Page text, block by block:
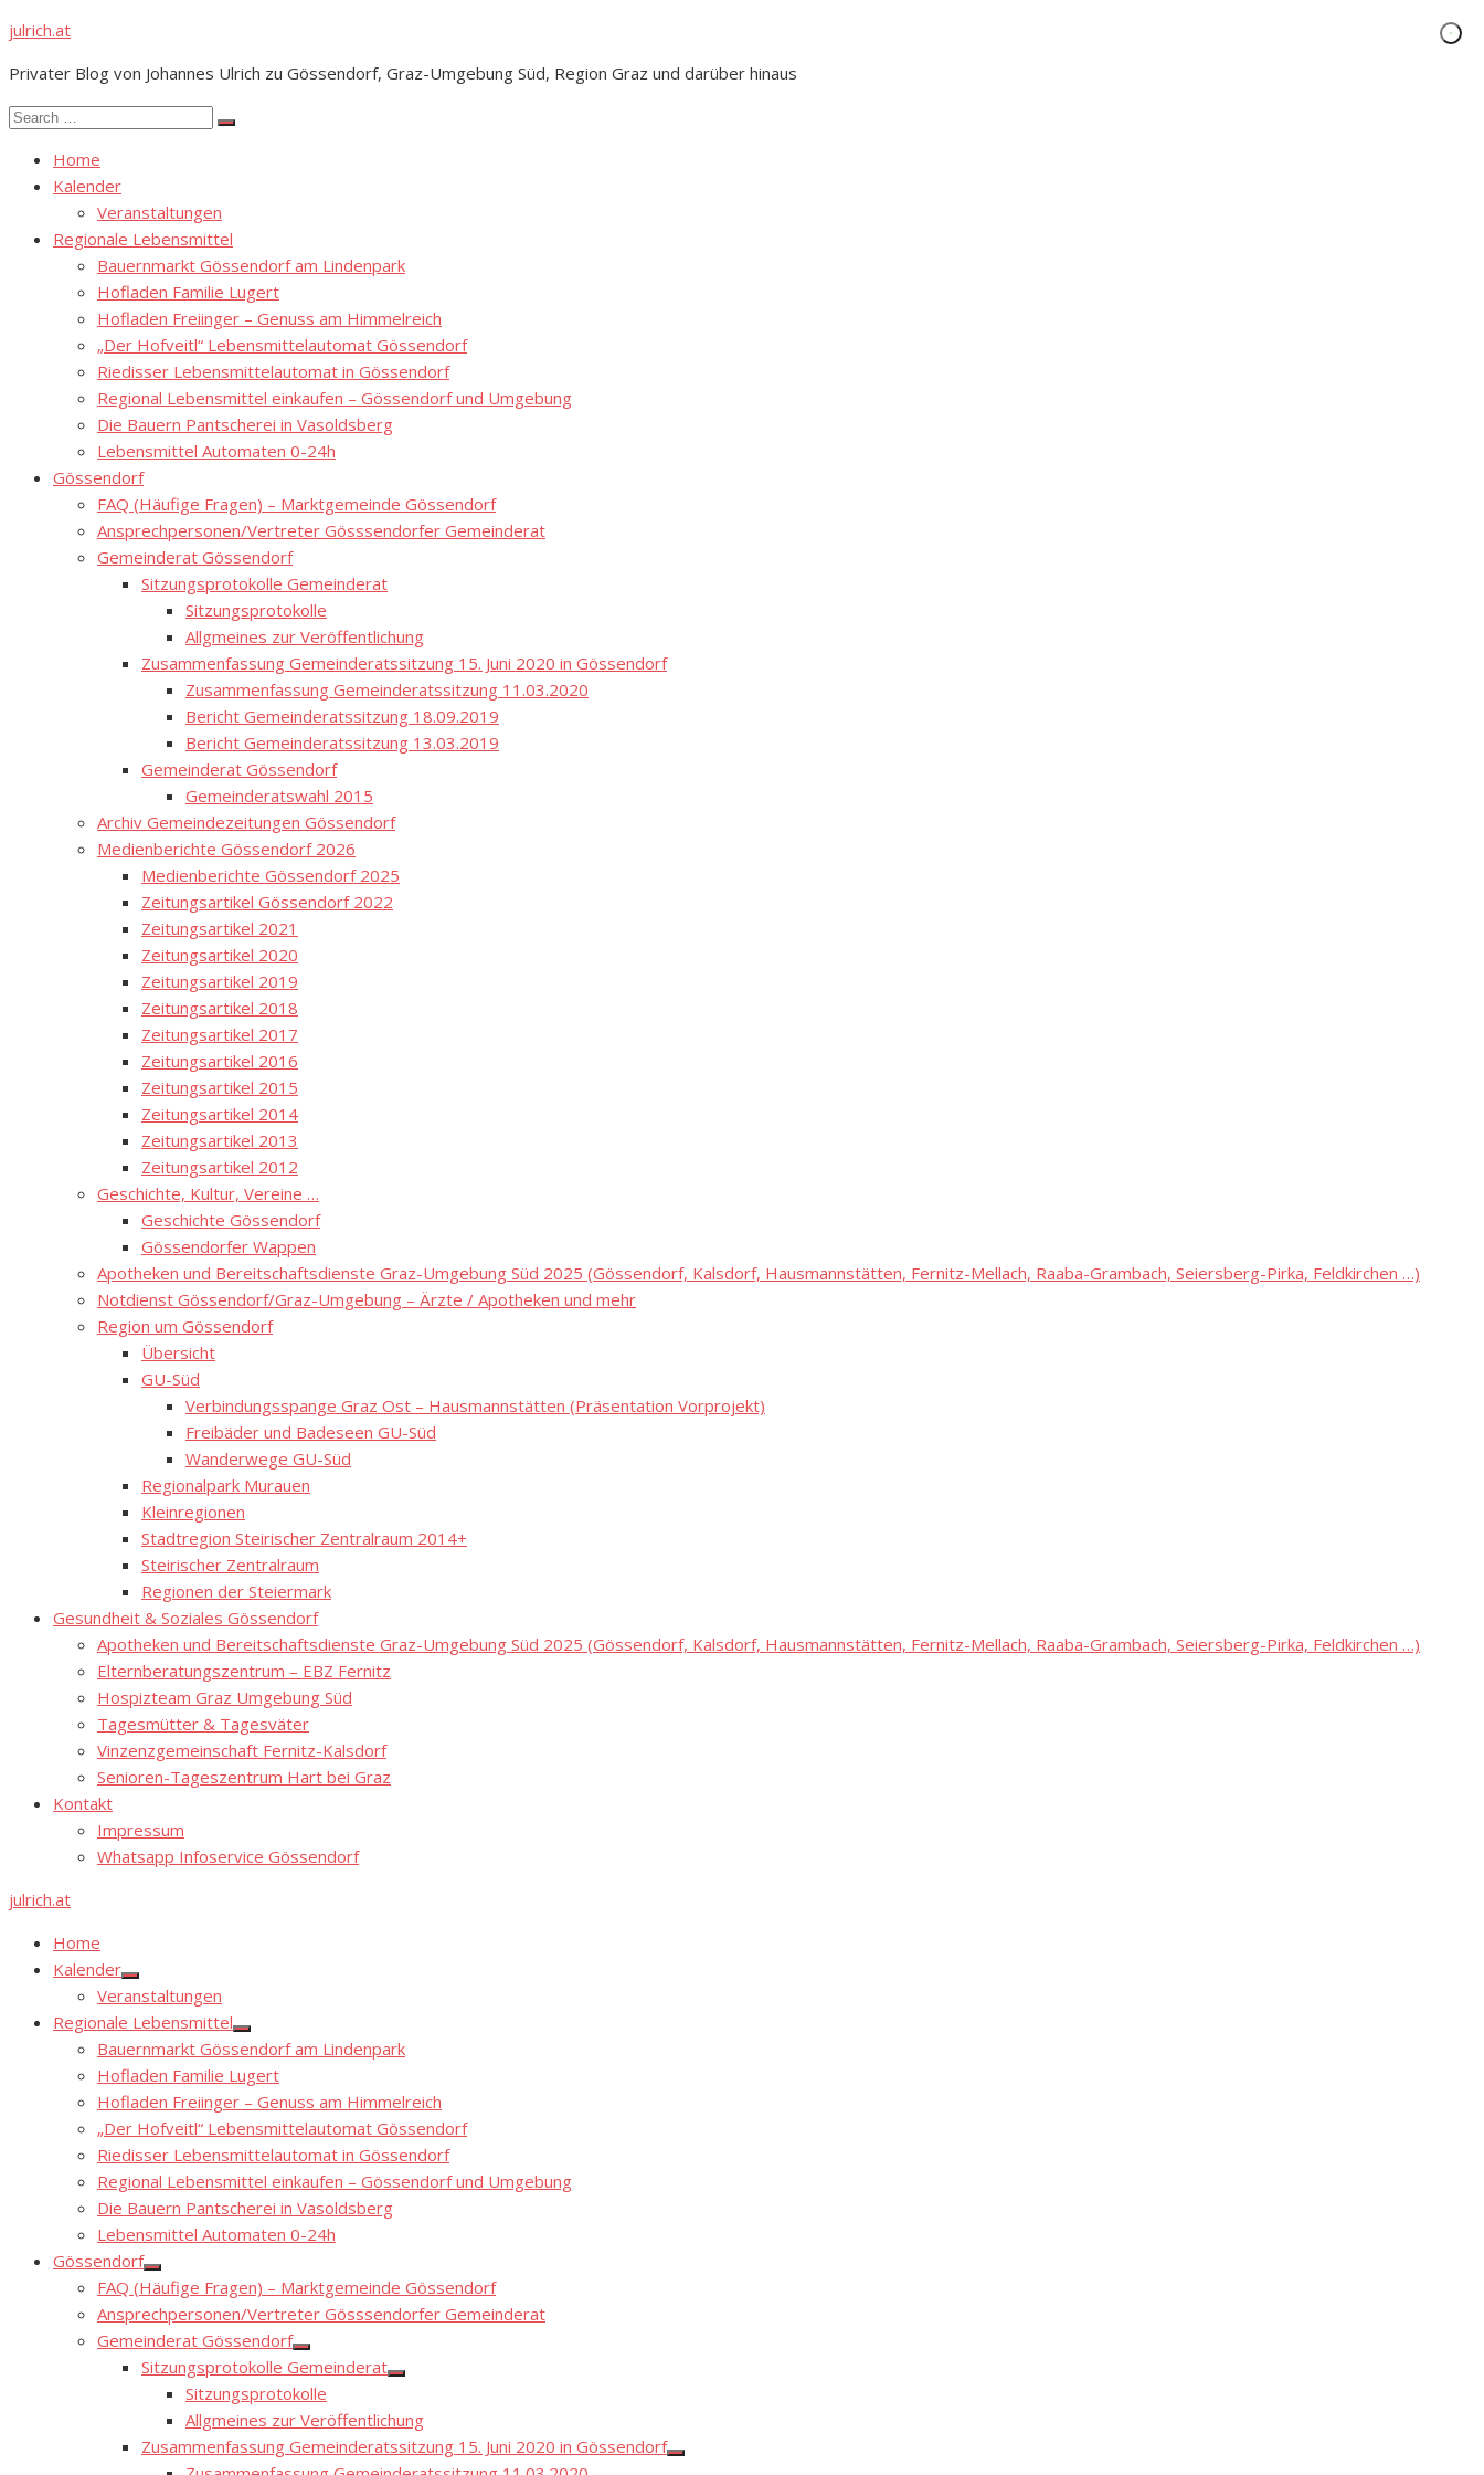
Skip
content
julrich.at
Privater Blog von Johannes Ulrich zu Gössendorf, Graz-Umgebung Süd, Region Graz und darüber hinaus
Search
Search
Home
Kalender
Veranstaltungen
Regionale Lebensmittel
Bauernmarkt Gössendorf am Lindenpark
Hofladen Familie Lugert
Hofladen Freiinger – Genuss am Himmelreich
„Der Hofveitl“ Lebensmittelautomat Gössendorf
Riedisser Lebensmittelautomat in Gössendorf
Regional Lebensmittel einkaufen – Gössendorf und Umgebung
Die Bauern Pantscherei in Vasoldsberg
Lebensmittel Automaten 0-24h
Gössendorf
FAQ (Häufige Fragen) – Marktgemeinde Gössendorf
Ansprechpersonen/Vertreter Gösssendorfer Gemeinderat
Gemeinderat Gössendorf
Sitzungsprotokolle Gemeinderat
Sitzungsprotokolle
Allgmeines zur Veröffentlichung
Zusammenfassung Gemeinderatssitzung 15. Juni 2020 in Gössendorf
Zusammenfassung Gemeinderatssitzung 11.03.2020
Bericht Gemeinderatssitzung 18.09.2019
Bericht Gemeinderatssitzung 13.03.2019
Gemeinderat Gössendorf
Gemeinderatswahl 2015
Archiv Gemeindezeitungen Gössendorf
Medienberichte Gössendorf 2026
Medienberichte Gössendorf 2025
Zeitungsartikel Gössendorf 2022
Zeitungsartikel 2021
Zeitungsartikel 2020
Zeitungsartikel 2019
Zeitungsartikel 2018
Zeitungsartikel 2017
Zeitungsartikel 2016
Zeitungsartikel 2015
Zeitungsartikel 2014
Zeitungsartikel 2013
Zeitungsartikel 2012
Geschichte, Kultur, Vereine …
Geschichte Gössendorf
Gössendorfer Wappen
Apotheken und Bereitschaftsdienste Graz-Umgebung Süd 2025 (Gössendorf, Kalsdorf, Hausmannstätten, Fernitz-Mellach, Raaba-Grambach, Seiersberg-Pirka, Feldkirchen …)
Notdienst Gössendorf/Graz-Umgebung – Ärzte / Apotheken und mehr
Region um Gössendorf
Übersicht
GU-Süd
Verbindungsspange Graz Ost – Hausmannstätten (Präsentation Vorprojekt)
Freibäder und Badeseen GU-Süd
Wanderwege GU-Süd
Regionalpark Murauen
Kleinregionen
Stadtregion Steirischer Zentralraum 2014+
Steirischer Zentralraum
Regionen der Steiermark
Gesundheit & Soziales Gössendorf
Apotheken und Bereitschaftsdienste Graz-Umgebung Süd 2025 (Gössendorf, Kalsdorf, Hausmannstätten, Fernitz-Mellach, Raaba-Grambach, Seiersberg-Pirka, Feldkirchen …)
Elternberatungszentrum – EBZ Fernitz
Hospizteam Graz Umgebung Süd
Tagesmütter & Tagesväter
Vinzenzgemeinschaft Fernitz-Kalsdorf
Senioren-Tageszentrum Hart bei Graz
Kontakt
Impressum
Whatsapp Infoservice Gössendorf
julrich.at
Home
Kalender
Show
sub
menu
Veranstaltungen
Regionale Lebensmittel
Show
sub
menu
Bauernmarkt Gössendorf am Lindenpark
Hofladen Familie Lugert
Hofladen Freiinger – Genuss am Himmelreich
„Der Hofveitl“ Lebensmittelautomat Gössendorf
Riedisser Lebensmittelautomat in Gössendorf
Regional Lebensmittel einkaufen – Gössendorf und Umgebung
Die Bauern Pantscherei in Vasoldsberg
Lebensmittel Automaten 0-24h
Gössendorf
Show
sub
menu
FAQ (Häufige Fragen) – Marktgemeinde Gössendorf
Ansprechpersonen/Vertreter Gösssendorfer Gemeinderat
Gemeinderat Gössendorf
Show
sub
menu
Sitzungsprotokolle Gemeinderat
Show
menu
Sitzungsprotokolle
Allgmeines zur Veröffentlichung
Zusammenfassung Gemeinderatssitzung 15. Juni 2020 in Gössendorf
Show